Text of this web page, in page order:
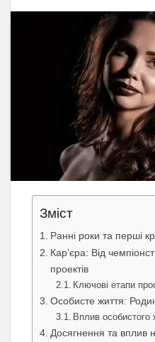
Зміст
Ранні роки та перші
Кар’єра: Від
проектів
Ключові етапи
Особисте життя:
Вплив особистого
Досягнення та вплив